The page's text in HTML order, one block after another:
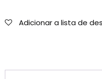
Adicionar a lista de